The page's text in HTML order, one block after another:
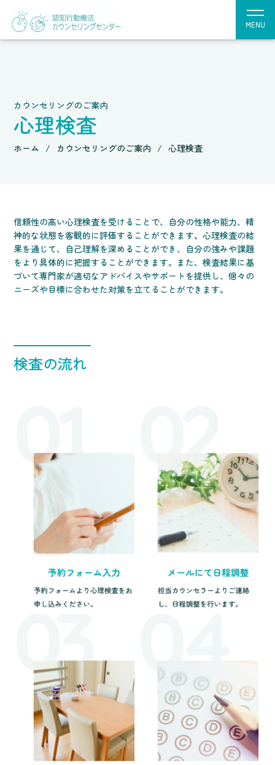
MENU
カウンセリングのご案内
心理検査
ホーム カウンセリングのご案内 心理検査
信頼性の高い心理検査を受けることで、自分の性格や能力、精
神的な状態を客観的に評価することができます。心理検査の結
果を通じて、自己理解を深めることができ、自分の強みや課題
をより具体的に把握することができます。また、検査結果に基
づいて専門家が適切なアドバイスやサポートを提供し、個々の
ニーズや目標に合わせた対策を立てることができます。
検査の流れ